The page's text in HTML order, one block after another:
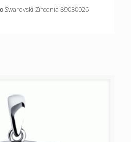
Swarovski Zirconia 89030026